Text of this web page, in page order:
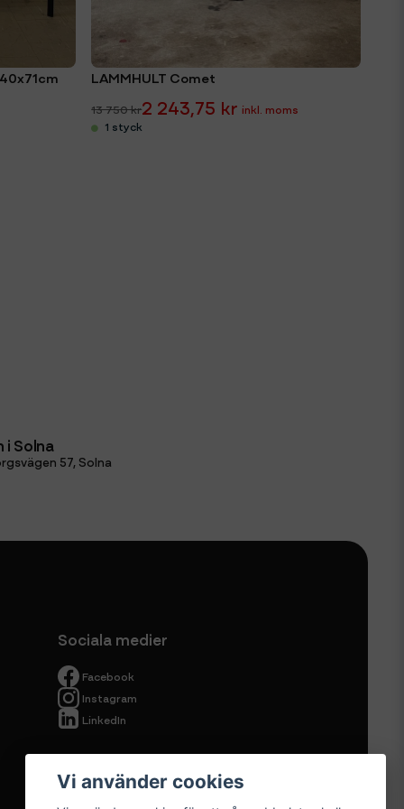
LAMMHULT Comet
13 750 kr2 243,75 kr
1 styck
i Solna
57, Solna
Sociala medier
Facebook
Instagram
LinkedIn
Vi använder cookies